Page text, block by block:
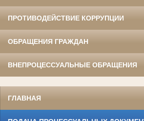
ПРОТИВОДЕЙСТВИЕ КОРРУПЦИИ
ОБРАЩЕНИЯ ГРАЖДАН
ВНЕПРОЦЕССУАЛЬНЫЕ ОБРАЩЕНИЯ
ГЛАВНАЯ